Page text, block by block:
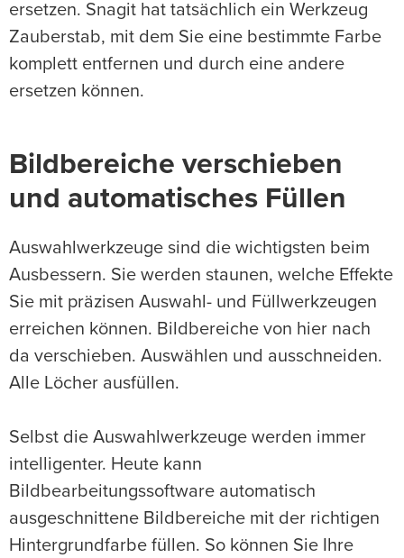
ersetzen. Snagit hat tatsächlich ein Werkzeug
Zauberstab, mit dem Sie eine bestimmte Farbe
komplett entfernen und durch eine andere
ersetzen können.
Bildbereiche verschieben
und automatisches Füllen
Auswahlwerkzeuge sind die wichtigsten beim
Ausbessern. Sie werden staunen, welche Effekte
Sie mit präzisen Auswahl- und Füllwerkzeugen
erreichen können. Bildbereiche von hier nach
da verschieben. Auswählen und ausschneiden.
Alle Löcher ausfüllen.
Selbst die Auswahlwerkzeuge werden immer
intelligenter. Heute kann
Bildbearbeitungssoftware automatisch
ausgeschnittene Bildbereiche mit der richtigen
Hintergrundfarbe füllen. So können Sie Ihre